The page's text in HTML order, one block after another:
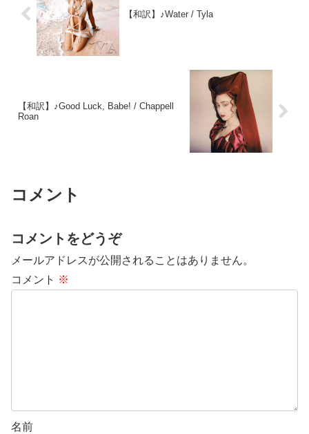
【和訳】♪Water / Tyla
【和訳】♪Good Luck, Babe! / Chappell
Roan
コメント
コメントをどうぞ
メールアドレスが公開されることはありません。
コメント ※
名前